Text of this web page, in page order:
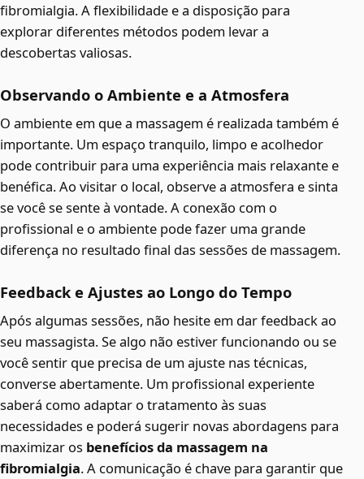
fibromialgia. A flexibilidade e a disposição para
explorar diferentes métodos podem levar a
descobertas valiosas.
Observando o Ambiente e a Atmosfera
O ambiente em que a massagem é realizada também é
importante. Um espaço tranquilo, limpo e acolhedor
pode contribuir para uma experiência mais relaxante e
benéfica. Ao visitar o local, observe a atmosfera e sinta
se você se sente à vontade. A conexão com o
profissional e o ambiente pode fazer uma grande
diferença no resultado final das sessões de massagem.
Feedback e Ajustes ao Longo do Tempo
Após algumas sessões, não hesite em dar feedback ao
seu massagista. Se algo não estiver funcionando ou se
você sentir que precisa de um ajuste nas técnicas,
converse abertamente. Um profissional experiente
saberá como adaptar o tratamento às suas
necessidades e poderá sugerir novas abordagens para
maximizar os benefícios da massagem na
fibromialgia. A comunicação é chave para garantir que